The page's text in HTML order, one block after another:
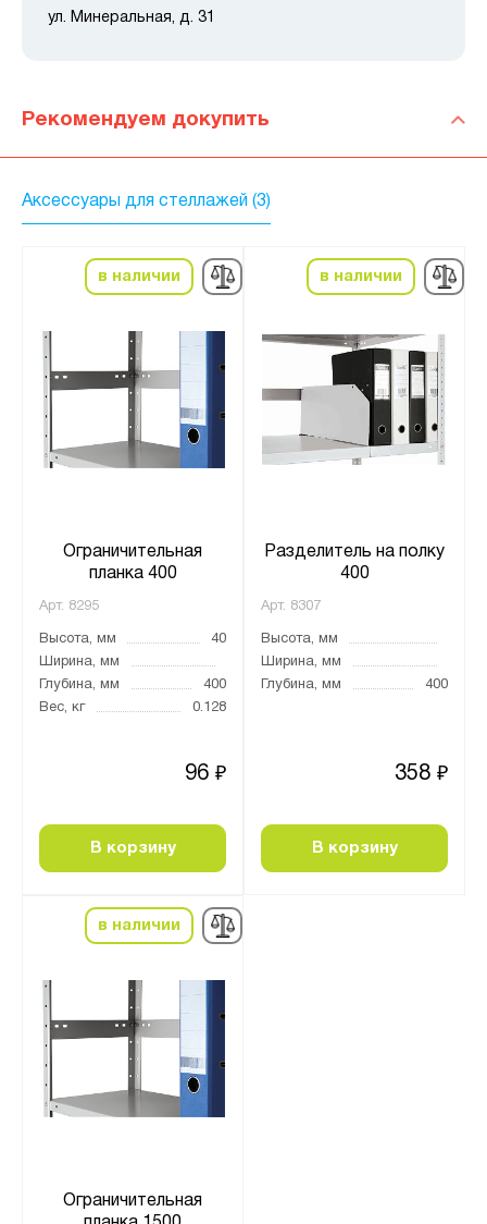
ул. Минеральная, д. 31
Рекомендуем докупить
Аксессуары для стеллажей (3)
в наличии
Ограничительная
планка 400
Арт. 8295
Высота, мм
40
Ширина, мм
Глубина, мм
400
Вес, кг
0.128
96 ₽
В корзину
в наличии
Разделитель на полку
400
Арт. 8307
Высота, мм
Ширина, мм
Глубина, мм
400
358 ₽
В корзину
в наличии
Ограничительная